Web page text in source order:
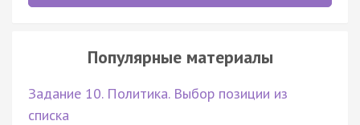
Популярные материалы
Задание 10. Политика. Выбор позиции из
списка